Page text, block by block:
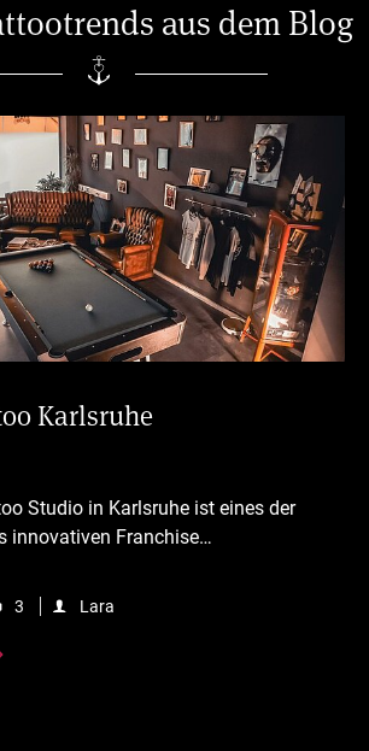
aus dem Blog
Karlsruhe
Studio in Karlsruhe ist eines der
innovativen Franchise…
3 Lara